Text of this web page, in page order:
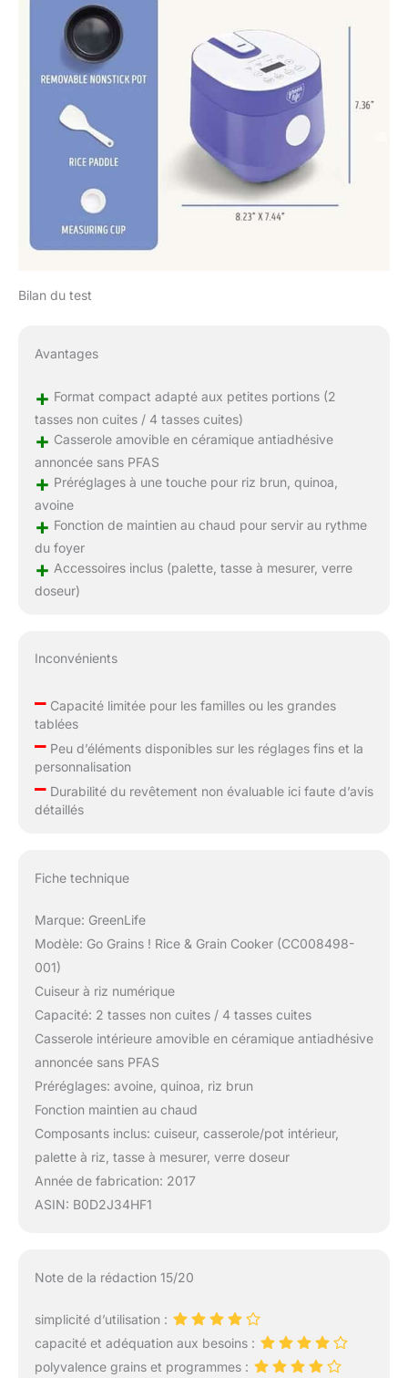
Bilan du test
Avantages
+ Format compact adapté aux petites portions (2
tasses non cuites / 4 tasses cuites)
+ Casserole amovible en céramique antiadhésive
annoncée sans PFAS
+ Préréglages à une touche pour riz brun, quinoa,
avoine
+ Fonction de maintien au chaud pour servir au rythme
du foyer
+ Accessoires inclus (palette, tasse à mesurer, verre
doseur)
Inconvénients
–Capacité limitée pour les familles ou les grandes
tablées
–Peu d’éléments disponibles sur les réglages fins et la
personnalisation
–Durabilité du revêtement non évaluable ici faute d’avis
détaillés
Fiche technique
Marque: GreenLife
Modèle: Go Grains ! Rice & Grain Cooker (CC008498-
001)
Cuiseur à riz numérique
Capacité: 2 tasses non cuites / 4 tasses cuites
Casserole intérieure amovible en céramique antiadhésive
annoncée sans PFAS
Préréglages: avoine, quinoa, riz brun
Fonction maintien au chaud
Composants inclus: cuiseur, casserole/pot intérieur,
palette à riz, tasse à mesurer, verre doseur
Année de fabrication: 2017
ASIN: B0D2J34HF1
Note de la rédaction 15/20
simplicité d’utilisation :
capacité et adéquation aux besoins :
polyvalence grains et programmes :